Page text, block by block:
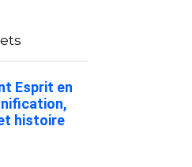
Esprit en
histoire